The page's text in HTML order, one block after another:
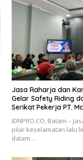
Jasa Raharja dan
Gelar Safety Riding
Serikat Pekerja PT.
IDNPRO.CO, Batam –
pilar keselamatan lalu
dalam…